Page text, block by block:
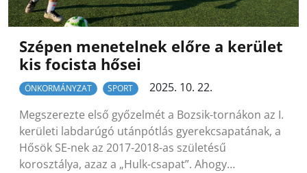
Szépen menetelnek előre a kerület
kis focista hősei
ÖNKORMÁNYZAT SPORT
2025. 10. 22.
Megszerezte első győzelmét a Bozsik-tornákon az I.
kerületi labdarúgó utánpótlás gyerekcsapatának, a
Hősök SE-nek az 2017-2018-as születésű
korosztálya, azaz a „Hulk-csapat”. Ahogy…